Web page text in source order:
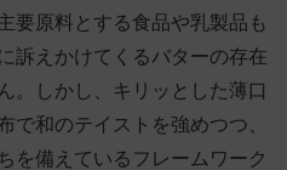
要原料とする食品や乳製品も
訴えかけてくるバターの存在
。しかし、キリッとした薄口
で和のテイストを強めつつ、
を備えているフレームワーク